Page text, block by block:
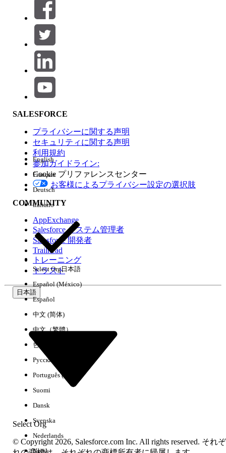
絞り込み条件 (0)
絞り込み条件を選択
製品エリア
機能の影響
エディション
環境
SALESFORCE
プライバシーに関する声明
セキュリティに関する声明
利用規約
参加ガイドライン:
Cookie プリファレンスセンター
お客様によるプライバシー設定の選択肢
COMMUNITY
AppExchange
Salesforce システム管理者
Salesforce 開発者
Trailhead
トレーニング
トラスト
日本語
Select Org
English
Français
Deutsch
Italiano
Select Org日本語
Español (México)
Español
中文 (简体)
中文（繁體）
한국어
Русский
Português (Brasil)
Suomi
Dansk
Svenska
Nederlands
Norsk
© Copyright 2026, Salesforce.com Inc. All rights reserved. それぞ